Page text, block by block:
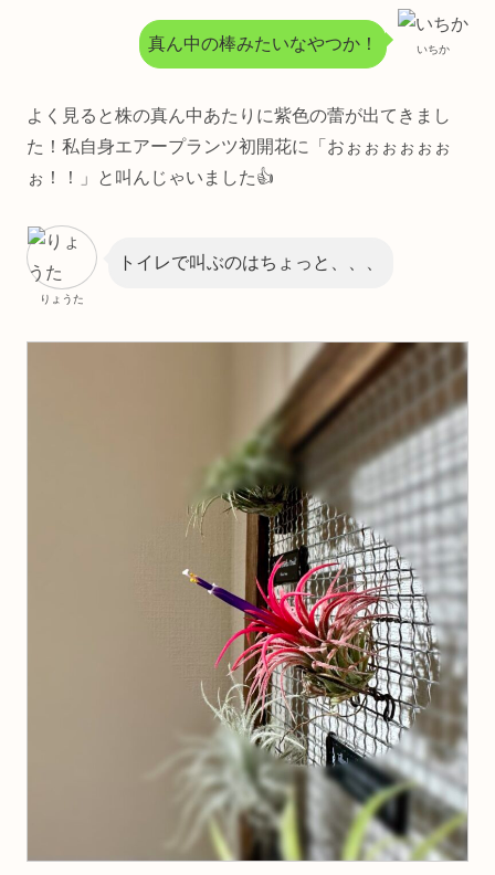
いちか
真ん中の棒みたいなやつか！
よく見ると株の真ん中あたりに紫色の蕾が出てきまし
た！私自身エアープランツ初開花に「おぉぉぉぉぉぉ
ぉ！！」と叫んじゃいました👍
りょうた
トイレで叫ぶのはちょっと、、、